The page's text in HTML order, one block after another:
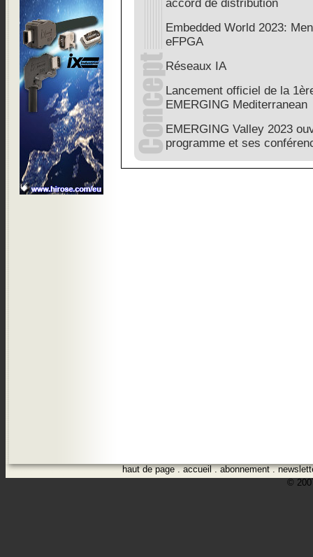
accord de distribution
Embedded World 2023:
eFPGA
Réseaux IA
Lancement officiel de la
EMERGING Mediterranean
EMERGING Valley 2023
programme et ses
haut de page.accueil.abonnement.
©